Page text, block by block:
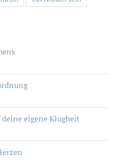
eigene Klugheit